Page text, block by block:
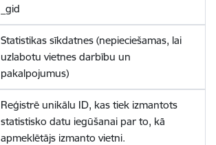
_gid
Statistikas sīkdatnes (nepieciešamas, lai
uzlabotu vietnes darbību un
pakalpojumus)
Reģistrē unikālu ID, kas tiek izmantots
statistisko datu iegūšanai par to, kā
apmeklētājs izmanto vietni.